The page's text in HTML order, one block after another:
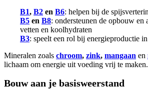
B1, B2 en B6: helpen bij de
B5 en B8: ondersteunen de opbouw en
vetten en koolhydraten
B3: speelt een rol bij energieproductie
Mineralen zoals chroom, zink, mangaan en
lichaam om energie uit voeding vrij te maken.
Bouw aan je basisweerstand